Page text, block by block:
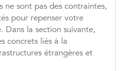
ne sont pas des contraintes,
pour repenser votre
Dans la section suivante,
concrets liés à la
étrangères et